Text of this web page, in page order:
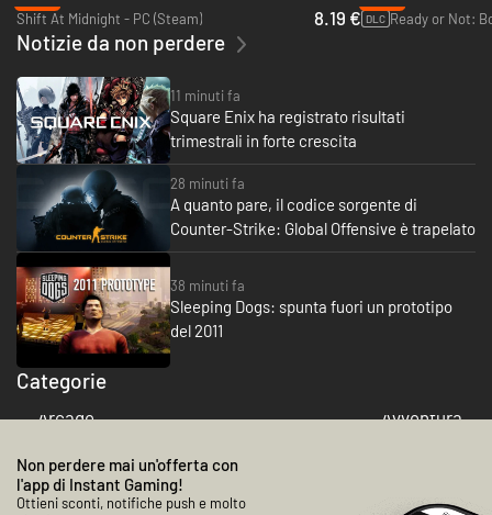
completare la sua missione
secondaria, per il resto nulla da dire.
Shift At Midnight - PC (Steam)
8.19 € DLC Ready or Not:
Notizie da non perdere
11 minuti fa
Square Enix ha registrato risultati
trimestrali in forte crescita
28 minuti fa
A quanto pare, il codice sorgente di
Counter-Strike: Global Offensive è trapelato
38 minuti fa
Sleeping Dogs: spunta fuori un prototipo
del 2011
Categorie
Arcade Avventura
Non perdere mai un'offerta con
l'app di Instant Gaming!
Ottieni sconti, notifiche push e molto